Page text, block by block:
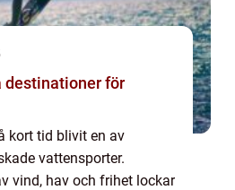
destinationer för
kort tid blivit en av
vattensporter.
vind, hav och frihet lockar